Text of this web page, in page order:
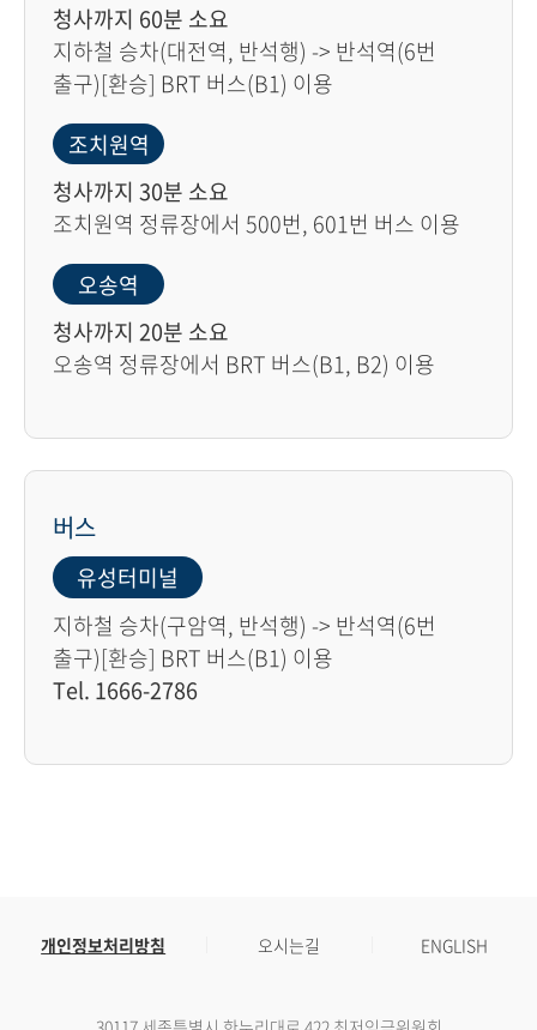
청사까지 60분 소요
지하철 승차(대전역, 반석행) -> 반석역(6번
출구)[환승] BRT 버스(B1) 이용
조치원역
청사까지 30분 소요
조치원역 정류장에서 500번, 601번 버스 이용
오송역
청사까지 20분 소요
오송역 정류장에서 BRT 버스(B1, B2) 이용
버스
유성터미널
지하철 승차(구암역, 반석행) -> 반석역(6번
출구)[환승] BRT 버스(B1) 이용
Tel. 1666-2786
개인정보처리방침 오시는길 ENGLISH